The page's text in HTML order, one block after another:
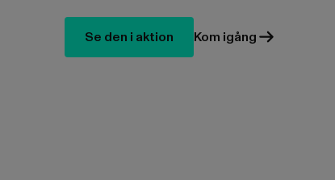
Se den i aktion Kom igång